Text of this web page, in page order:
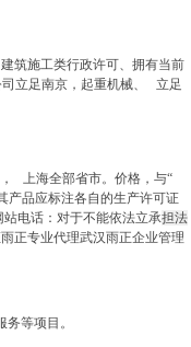
筑施工类行政许可、拥有当前
立足南京，起重机械、 立足
上海全部省市。价格，与“
产品应标注各自的生产许可证
电话：对于不能依法立承担法
正专业代理武汉雨正企业管理
等项目。